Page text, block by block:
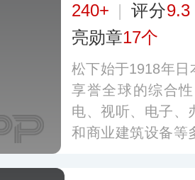
240+ | 评分9.3
亮勋章17个
松下始于1918年
享誉全球的综合
电、视听、电子、
和商业建筑设备等